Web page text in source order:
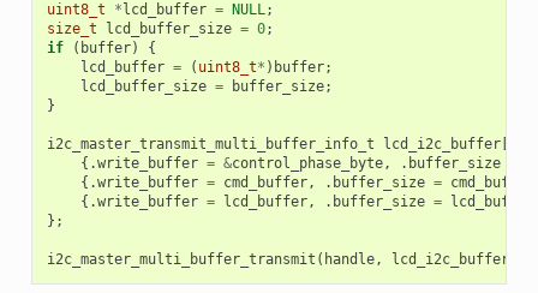
uint8_t * lcd_buffer = NULL;
size_t
lcd_buffer_size = 0;
if
( buffer)
{
lcd_buffer = ( uint8_t* ) buffer;
lcd_buffer_size = buffer_size;
}
i2c_master_transmit_multi_buffer_info_t lcd_i2c_buffer[
{.write_buffer = &control_phase_byte, . buffer_size
{.write_buffer = cmd_buffer, . buffer_size =
{.write_buffer = lcd_buffer, . buffer_size =
};
i2c_master_multi_buffer_transmit ( handle, lcd_i2c_buffer